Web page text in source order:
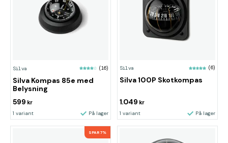
Silva (16)
Silva Kompas 85e med
Belysning
599 kr
1 variant På lager
Silva (6)
Silva 100P Skotkompas
1.049 kr
1 variant På lager
SPAR 7%